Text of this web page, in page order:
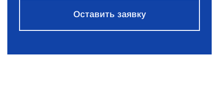
Оставить заявку